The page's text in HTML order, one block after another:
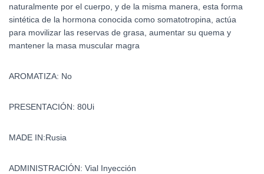
naturalmente por el cuerpo, y de la misma manera, esta forma
sintética de la hormona conocida como somatotropina, actúa
para movilizar las reservas de grasa, aumentar su quema y
mantener la masa muscular magra
AROMATIZA: No
PRESENTACIÓN: 80Ui
MADE IN:Rusia
ADMINISTRACIÓN: Vial Inyección